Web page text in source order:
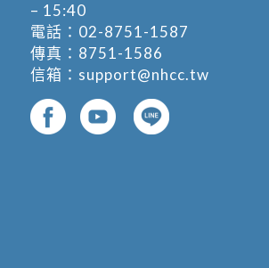
– 15:40
電話： 02-8751-1587
傳真：8751-1586
信箱： support@nhcc.tw